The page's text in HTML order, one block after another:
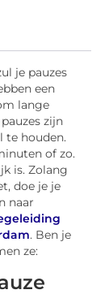
je pauzes
een
lange
zijn
te houden.
of zo.
is. Zolang
doe je je
naar
. Ben je
ze: